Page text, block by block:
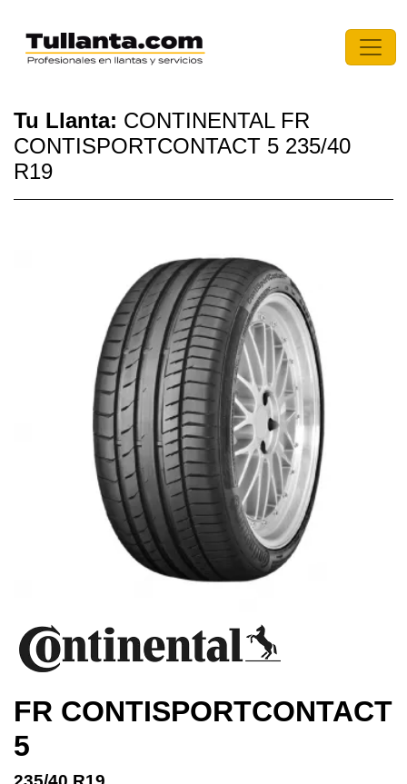
Tu Llanta: CONTINENTAL FR
CONTISPORTCONTACT 5 235/40
R19
FR CONTISPORTCONTACT
5